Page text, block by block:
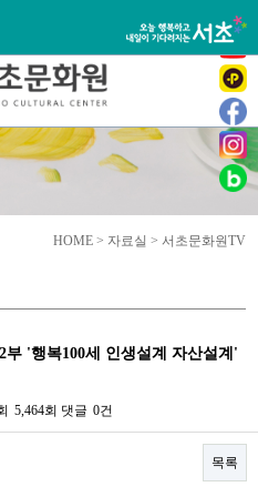
HOME > 자료실 > 서초문화원TV
'행복100세 인생설계 자산설계'
5,464회 댓글 0건
목록